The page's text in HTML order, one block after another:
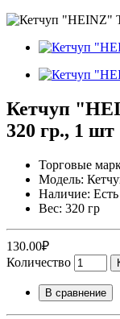
Кетчуп
320 гр., 1 шт
Торговые
Модель:
Наличие:
Вес: 320 гр
130.00₽
Количество
В сравнение